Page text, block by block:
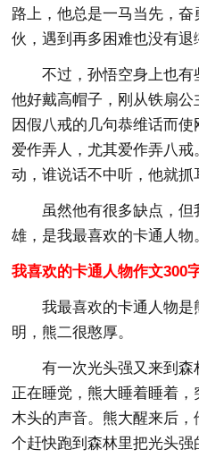
路上，他总是一马当先，
伙，遇到再多困难也没有退
不过，孙悟空身上也有
他好戴高帽子，刚从铁扇
因假八戒的几句恭维话而
爱作弄人，尤其爱作弄八
动，谁说话不中听，他就抓
虽然他有很多缺点，
雄，是我最喜欢的卡通人物
我喜欢的卡通人物作文300
我最喜欢的卡通人物
明，熊二很憨厚。
有一次光头强又来到
正在睡觉，熊大睡着睡着，
木头的声音。熊大醒来后
个赶快跑到森林里把光头